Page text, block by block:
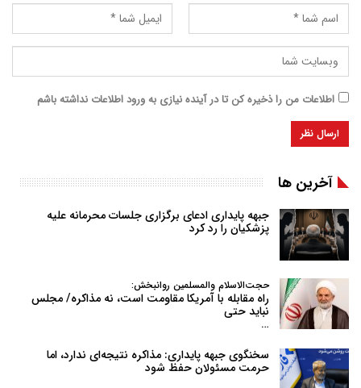
اطلاعات من را ذخیره کن تا در آینده نیازی به ورود اطلاعات نداشته باشم
آخرین ها
جبهه پایداری ادعای برگزاری جلسات محرمانه علیه
پزشکیان را رد کرد
حجت‌الاسلام والمسلمین روانبخش:
راه مقابله با آمریکا مقاومت است، نه مذاکره/ مجلس
نباید حتی
…
سخنگوی جبهه پایداری: مذاکره نتیجه‌ای ندارد، اما
حرمت مسئولان حفظ شود